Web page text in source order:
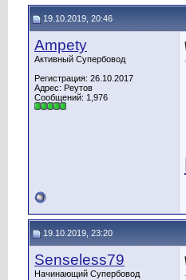
19.10.2019, 20:46
Ampety
Активный Супербовод
Регистрация: 26.10.2017
Адрес: Реутов
Сообщений: 1,976
19.10.2019, 23:20
Senseless79
Начинающий Супербовод